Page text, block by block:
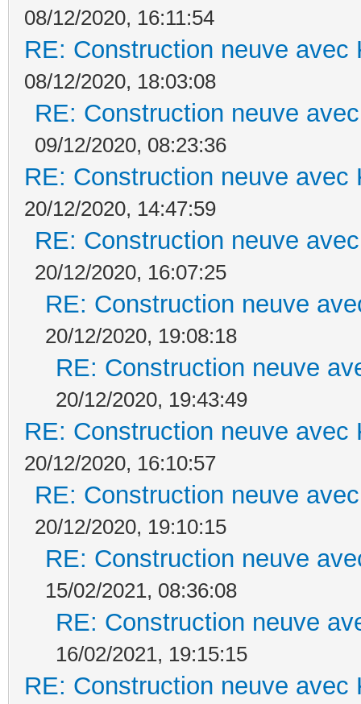
08/12/2020, 16:11:54
RE: Construction neuve avec
08/12/2020, 18:03:08
RE: Construction neuve
09/12/2020, 08:23:36
RE: Construction neuve avec
20/12/2020, 14:47:59
RE: Construction neuve
20/12/2020, 16:07:25
RE: Construction neuve
20/12/2020, 19:08:18
RE: Construction neuve
20/12/2020, 19:43:49
RE: Construction neuve avec
20/12/2020, 16:10:57
RE: Construction neuve
20/12/2020, 19:10:15
RE: Construction neuve
15/02/2021, 08:36:08
RE: Construction neuve
16/02/2021, 19:15:15
RE: Construction neuve avec